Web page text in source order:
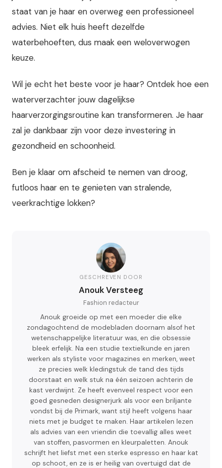
staat van je haar en overweg een professioneel
advies. Niet elk huis heeft dezelfde
waterbehoeften, dus maak een weloverwogen
keuze.
Wil je echt het beste voor je haar? Ontdek hoe een
waterverzachter jouw dagelijkse
haarverzorgingsroutine kan transformeren. Je haar
zal je dankbaar zijn voor deze investering in
gezondheid en schoonheid.
Ben je klaar om afscheid te nemen van droog,
futloos haar en te genieten van stralende,
veerkrachtige lokken?
GESCHREVEN DOOR
Anouk Versteeg
Fashion redacteur
Anouk groeide op met een moeder die elke
zondagochtend de modebladen doornam alsof het
wetenschappelijke literatuur was, en die obsessie
bleek erfelijk. Na een studie textielkunde en jaren
werken als styliste voor magazines en merken, weet
ze precies welk kledingstuk de tand des tijds
doorstaat en welk stuk na één seizoen achterin de
kast verdwijnt. Ze heeft evenveel respect voor een
goed gesneden designerjurk als voor een briljante
vondst bij de Primark, want stijl heeft volgens haar
niets met je budget te maken. Haar artikelen lezen
als advies van een vriendin die toevallig alles weet
van stoffen, pasvormen en kleurpaletten. Anouk
schrijft het liefst met een sterke espresso en haar kat
op schoot, en ze is er heilig van overtuigd dat de